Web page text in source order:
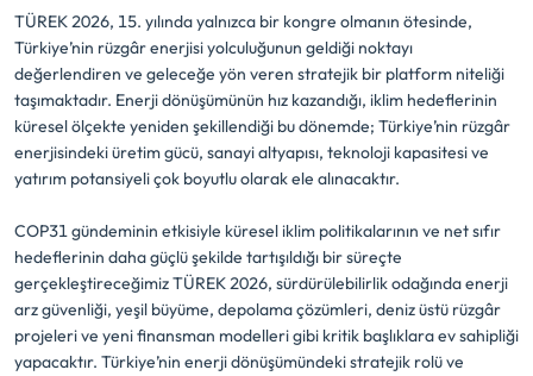
TÜREK 2026, 15. yılında yalnızca bir kongre olmanın ötesinde,
Türkiye’nin rüzgâr enerjisi yolculuğunun geldiği noktayı
değerlendiren ve geleceğe yön veren stratejik bir platform niteliği
taşımaktadır. Enerji dönüşümünün hız kazandığı, iklim hedeflerinin
küresel ölçekte yeniden şekillendiği bu dönemde; Türkiye’nin rüzgâr
enerjisindeki üretim gücü, sanayi altyapısı, teknoloji kapasitesi ve
yatırım potansiyeli çok boyutlu olarak ele alınacaktır.
COP31 gündeminin etkisiyle küresel iklim politikalarının ve net sıfır
hedeflerinin daha güçlü şekilde tartışıldığı bir süreçte
gerçekleştireceğimiz TÜREK 2026, sürdürülebilirlik odağında enerji
arz güvenliği, yeşil büyüme, depolama çözümleri, deniz üstü rüzgâr
projeleri ve yeni finansman modelleri gibi kritik başlıklara ev sahipliği
yapacaktır. Türkiye’nin enerji dönüşümündeki stratejik rolü ve